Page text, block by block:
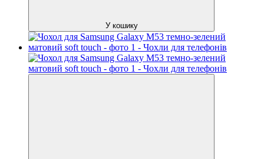
У кошику